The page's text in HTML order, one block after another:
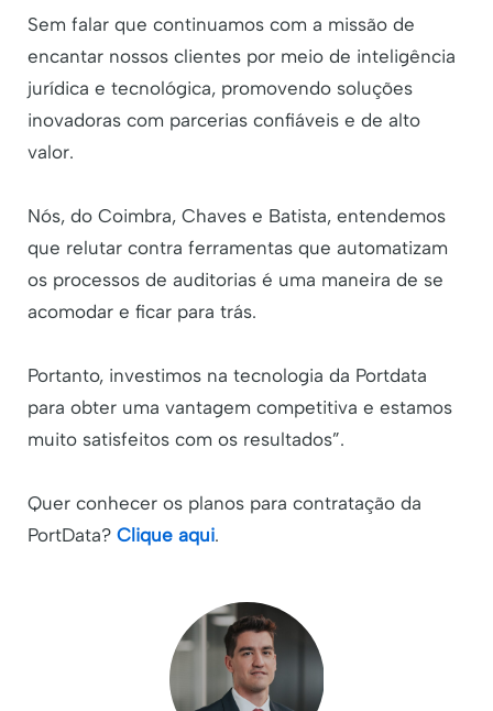
Sem falar que continuamos com a missão de
encantar nossos clientes por meio de inteligência
jurídica e tecnológica, promovendo soluções
inovadoras com parcerias confiáveis e de alto
valor.
Nós, do Coimbra, Chaves e Batista, entendemos
que relutar contra ferramentas que automatizam
os processos de auditorias é uma maneira de se
acomodar e ficar para trás.
Portanto, investimos na tecnologia da Portdata
para obter uma vantagem competitiva e estamos
muito satisfeitos com os resultados”.
Quer conhecer os planos para contratação da
PortData? Clique aqui.